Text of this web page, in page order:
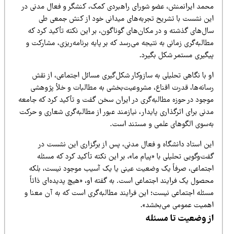
ایرانمنش، عضو شورای راهبردی کمک، کنشگر و فعال مدنی در
نشست با تشریح تجربه‌های میدانی خود از کنش جمعی طی
گذشته و در مکان‌های گوناگون، بر این نکته تأکید کرد که
زمانی به نتیجه می‌رسد که بر پایه برنامه‌ریزی، مشارکت و
مستمر شکل بگیرد.
با نگاهی تحلیلی به سازوکار شکل‌گیری مسائل اجتماعی، از نقش
قدرت اقناع، مشروعیت‌بخشی به مطالبات و خلأ پژوهشی
در حوزه مطالبه‌گری در ایران سخن گفت و تأکید کرد که جامعه
برای اثرگذاری پایدار، نیازمند عبور از مطالبه‌گری شعاری و حرکت
الگوهای علمی و مستند است.
استاد دانشگاه و فعال مدنی، پس از برگزاری این نشست در
تحلیلی با «پیام ما»، بر این نکته تأکید کرد که مسئله
صرفاً یک وضعیت عینی یا یک آسیب موجود نیست، بلکه
یک فرایند اجتماعی است. به گفته او، «هیچ پدیده‌ای ذاتاً
اجتماعی نیست؛ این فرایند مطالبه‌گری است که به آن معنا و
عمومی می‌بخشد».
وضعیت تا مسئله